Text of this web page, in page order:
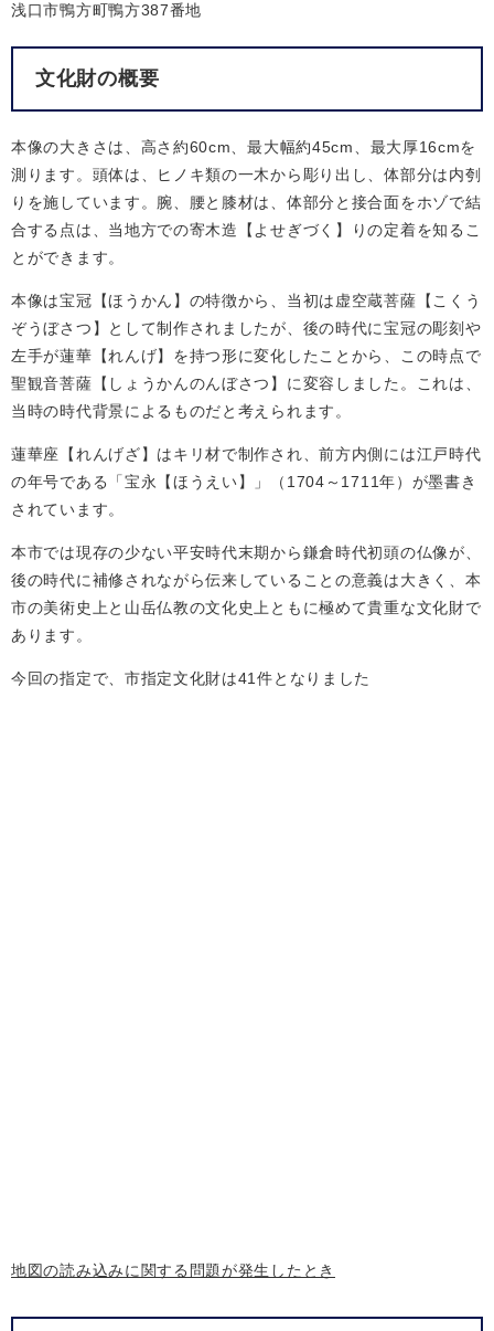
浅口市鴨方町鴨方387番地
文化財の概要
本像の大きさは、高さ約60cm、最大幅約45cm、最大厚16cmを
測ります。頭体は、ヒノキ類の一木から彫り出し、体部分は内刳
りを施しています。腕、腰と膝材は、体部分と接合面をホゾで結
合する点は、当地方での寄木造【よせぎづく】りの定着を知るこ
とができます。
本像は宝冠【ほうかん】の特徴から、当初は虚空蔵菩薩【こくう
ぞうぼさつ】として制作されましたが、後の時代に宝冠の彫刻や
左手が蓮華【れんげ】を持つ形に変化したことから、この時点で
聖観音菩薩【しょうかんのんぼさつ】に変容しました。これは、
当時の時代背景によるものだと考えられます。
蓮華座【れんげざ】はキリ材で制作され、前方内側には江戸時代
の年号である「宝永【ほうえい】」（1704～1711年）が墨書き
されています。
本市では現存の少ない平安時代末期から鎌倉時代初頭の仏像が、
後の時代に補修されながら伝来していることの意義は大きく、本
市の美術史上と山岳仏教の文化史上ともに極めて貴重な文化財で
あります。
今回の指定で、市指定文化財は41件となりました​
地図の読み込みに関する問題が発生したとき